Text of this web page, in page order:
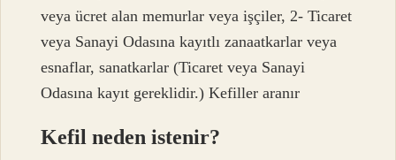
veya ücret alan memurlar veya işçiler, 2- Ticaret
veya Sanayi Odasına kayıtlı zanaatkarlar veya
esnaflar, sanatkarlar (Ticaret veya Sanayi
Odasına kayıt gereklidir.) Kefiller aranır
Kefil neden istenir?